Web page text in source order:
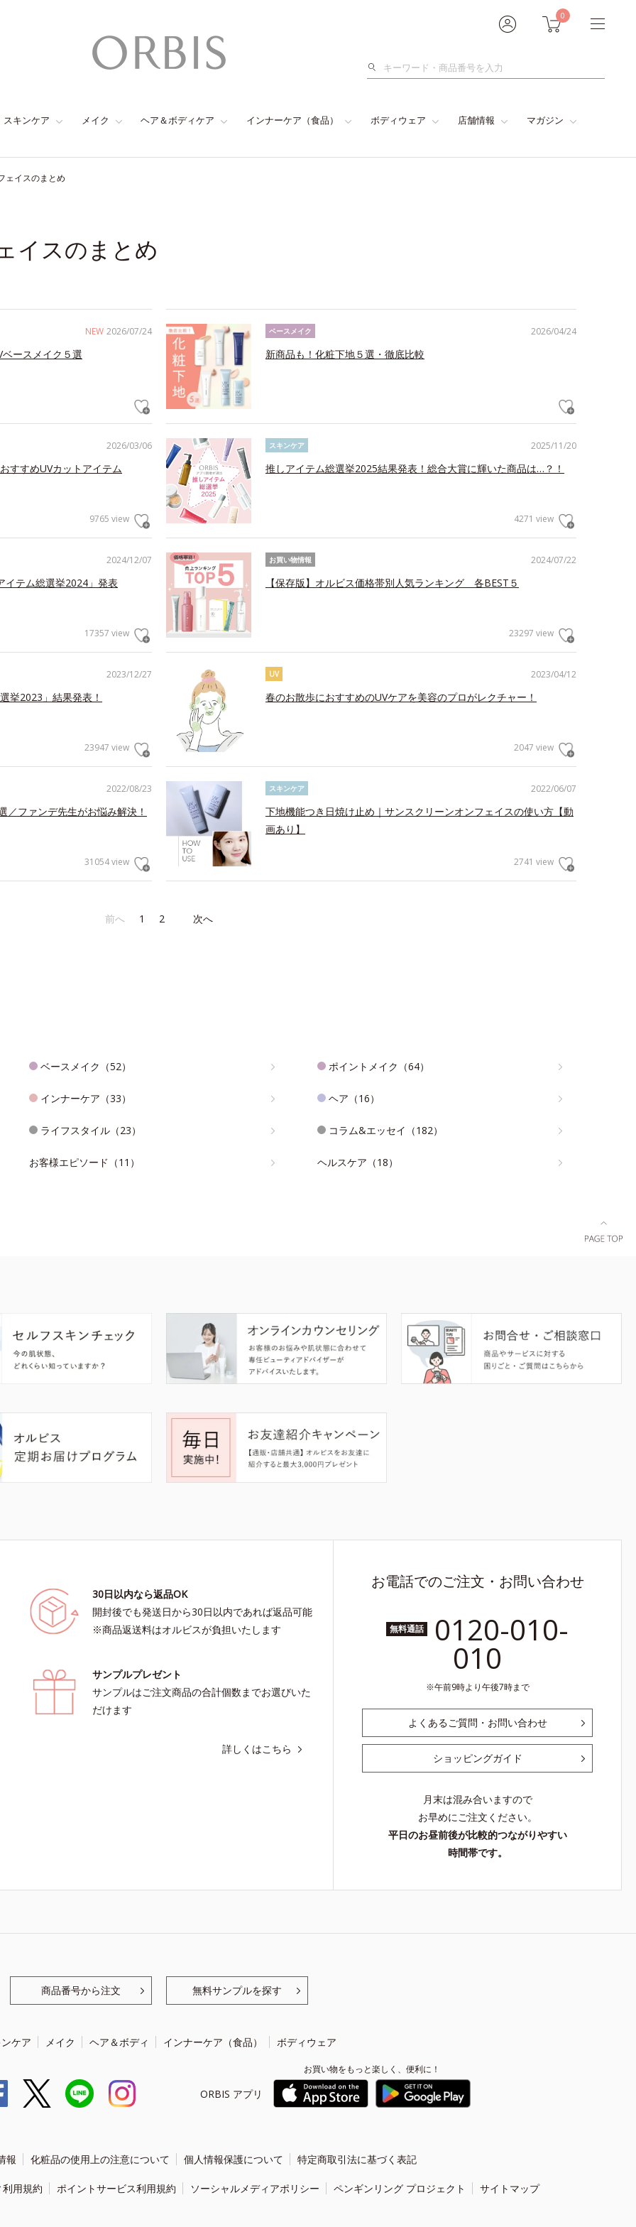
0
検
スキンケア メイク ヘア＆ボディケア インナーケア（食品） ボディウェア 店舗情報 マガジン
ェイスのまとめ
イスのまとめ
NEW 2026/07/24
ースメイク５選
2026/04/24
ベースメイク
新商品も！化粧下地５選・徹底比較
2026/03/06
すすめUVカットアイテム
9765 view
2025/11/20
スキンケア
推しアイテム総選挙2025結果発表！総合大賞に輝いた商品は…？！
4271 view
2024/12/07
イテム総選挙2024」発表
17357 view
2024/07/22
お買い物情報
【保存版】オルビス価格帯別人気ランキング 各BEST５
23297 view
2023/12/27
挙2023」結果発表！
23947 view
2023/04/12
UV
春のお散歩におすすめのUVケアを美容のプロがレクチャー！
2047 view
2022/08/23
／ファンデ先生がお悩み解決！
31054 view
2022/06/07
スキンケア
下地機能つき日焼け止め｜サンスクリーンオンフェイスの使い方【動
画あり】
2741 view
前へ 1 2 次へ
ベースメイク（52） ポイントメイク（64）
インナーケア（33） ヘア（16）
ライフスタイル（23） コラム&エッセイ（182）
お客様エピソード（11） ヘルスケア（18）
30日以内なら返品OK
開封後でも発送日から30日以内であれば返品可能
※商品返送料はオルビスが負担いたします
サンプルプレゼント
サンプルはご注文商品の合計個数までお選びいた
だけます
詳しくはこちら
お電話でのご注文・お問い合わせ
無料通話 0120-010-
010
午前9時より午後7時まで
よくあるご質問・お問い合わせ
ショッピングガイド
月末は混み合いますので
お早めにご注文ください。
平日のお昼前後が比較的つながりやすい
時間帯です。
商品番号から注文 無料サンプルを探す
ケア メイク ヘア＆ボディ インナーケア（食品） ボディウェア
ORBIS アプリ
お買い物をもっと楽しく、便利に！
報 化粧品の使用上の注意について 個人情報保護について 特定商取引法に基づく表記
用規約 ポイントサービス利用規約 ソーシャルメディアポリシー ペンギンリング プロジェクト サイトマップ